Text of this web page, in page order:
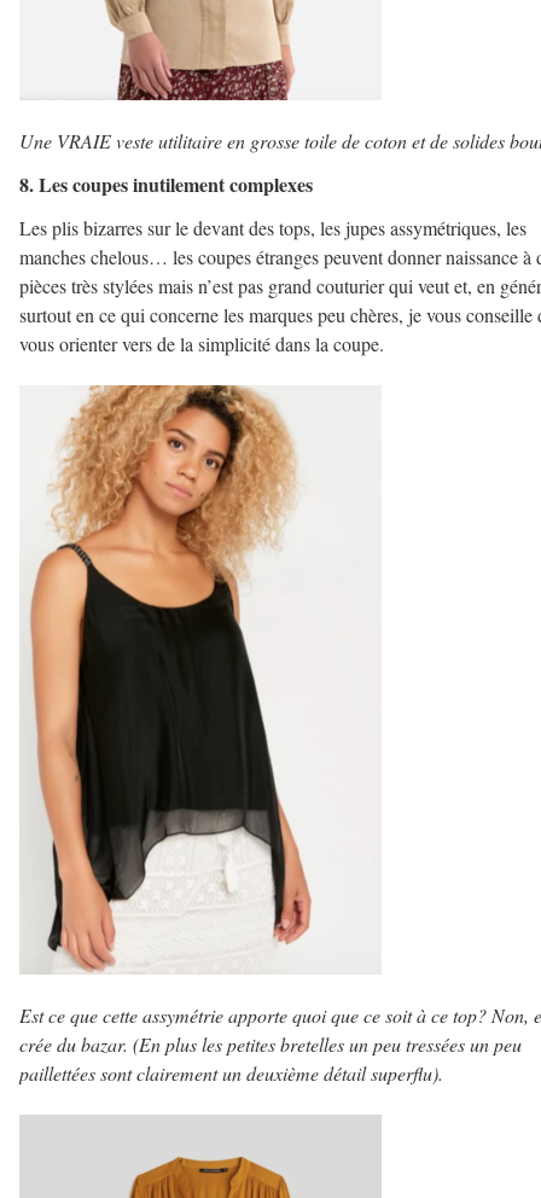
Une VRAIE veste utilitaire en grosse toile de coton et de solides
8. Les coupes inutilement complexes
Les plis bizarres sur le devant des tops, les jupes assymétriques, les
manches chelous… les coupes étranges peuvent donner naissance à
pièces très stylées mais n’est pas grand couturier qui veut et, en
surtout en ce qui concerne les marques peu chères, je vous conseille
vous orienter vers de la simplicité dans la coupe.
Est ce que cette assymétrie apporte quoi que ce soit à ce top? Non,
crée du bazar. (En plus les petites bretelles un peu tressées un peu
paillettées sont clairement un deuxième détail superflu).